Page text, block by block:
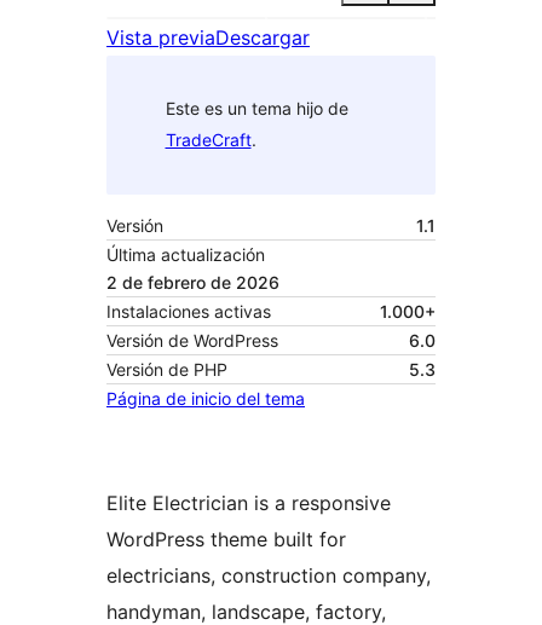
Vista previaDescargar
Este es un tema hijo de
TradeCraft.
Versión
1.1
Última actualización
2 de febrero de 2026
Instalaciones activas
1.000+
Versión de WordPress
6.0
Versión de PHP
5.3
Página de inicio del tema
Elite Electrician is a responsive
WordPress theme built for
electricians, construction company,
handyman, landscape, factory,